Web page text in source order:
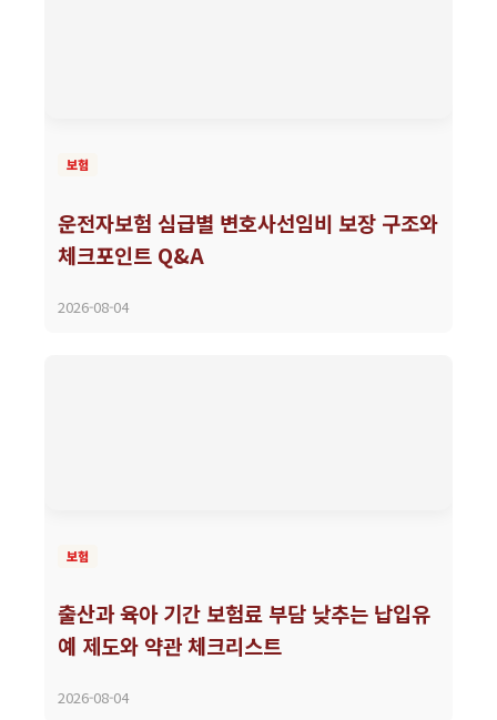
보험
운전자보험 심급별 변호사선임비 보장 구조와
체크포인트 Q&A
2026-08-04
보험
출산과 육아 기간 보험료 부담 낮추는 납입유
예 제도와 약관 체크리스트
2026-08-04